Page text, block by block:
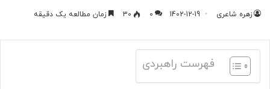
زهره شاعری 1402-12-19
0
30 زمان مطالعه یک دقیقه
فهرست راهبردی